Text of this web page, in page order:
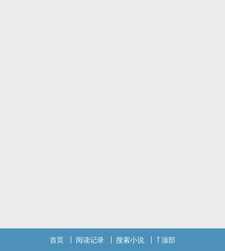
首页 阅读记录 搜索小说 顶部